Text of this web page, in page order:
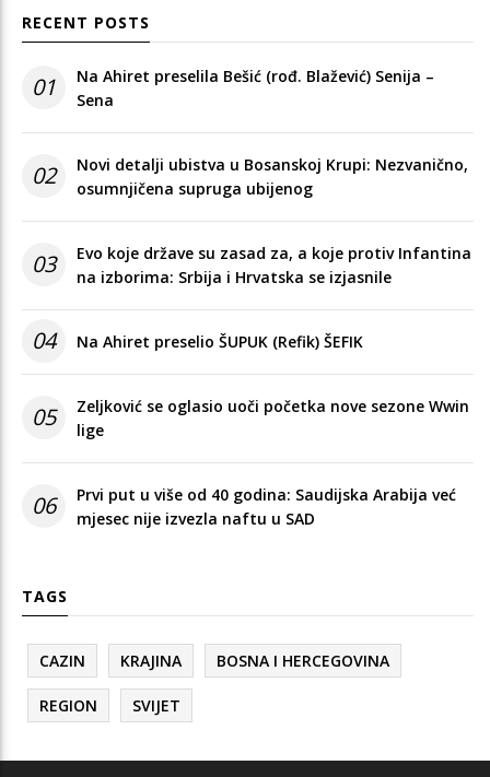
RECENT POSTS
01
Na Ahiret preselila Bešić (rođ. Blažević) Senija –
Sena
02
Novi detalji ubistva u Bosanskoj Krupi: Nezvanično,
osumnjičena supruga ubijenog
03
Evo koje države su zasad za, a koje protiv Infantina
na izborima: Srbija i Hrvatska se izjasnile
04 Na Ahiret preselio ŠUPUK (Refik) ŠEFIK
05
Zeljković se oglasio uoči početka nove sezone Wwin
lige
06
Prvi put u više od 40 godina: Saudijska Arabija već
mjesec nije izvezla naftu u SAD
TAGS
CAZIN KRAJINA BOSNA I HERCEGOVINA
REGION SVIJET